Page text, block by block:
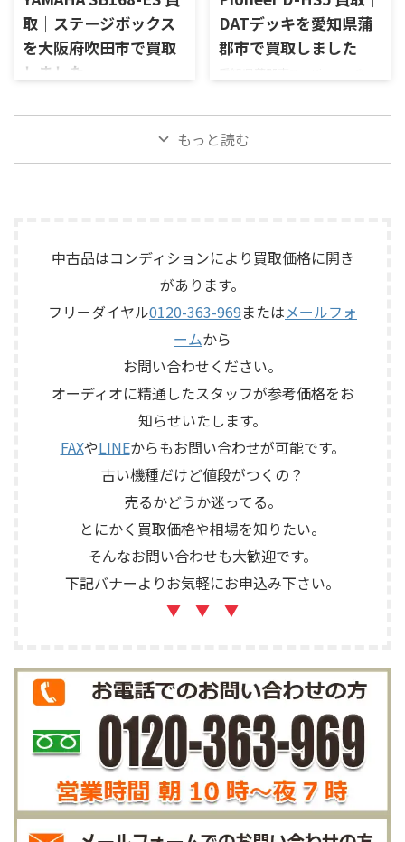
子、出力端子、外部コントロ ...
で構成されるセパレートタイ
プのプリアンプで、左右チャン
ネルの音出し状態、入力切
替、ボリューム、バランス、
ォノカードやバランス入力カ
ードの有無、電源部の状態、
接続ケーブル、外観コンディシ
テムで、左右ペアの音出し状
態、ユニットの状態、エッグ
シェル型エンクロージャー、角
たしました。 買取商品：
ECLIPSE TD510MK2 メーカー：
取｜ステージボックス
を大阪府吹田市で買取
しました
テージボックス「SB168-ES」
を出張買取させていただきま
IN/OUT、NETWORK端子、ヘッ
ドアンプリモート、ファンタム
電源、外観コンディション、電
源コードや取扱説明書など付
属品の有無を確認しながら査
定いたしました。 買取商品：
YAMAHA SB168-ES メーカー：
SB168-ES カ ...
DATデッキを愛知県蒲
郡市で買取しました
取させていただきました。今
回のお品物は、Hi-bitやレガー
ト・リンク・コンバージョン
S、ハイサンプリング（HS）モ
ン操作、表示部、アナログ入
出力、同軸・光デジタル入出
コンなど付属品の有無を確認
しながら査定いたしました。
買取商品：Pioneer D-HS5 メー
カー：Pioneer / パイオニア ...
もっと読む
中古品はコンディションにより買取価格に開き
があります。
フリーダイヤル0120-363-969またはメールフォ
ームから
お問い合わせください。
オーディオに精通したスタッフが参考価格をお
知らせいたします。
FAXやLINEからもお問い合わせが可能です。
古い機種だけど値段がつくの？
売るかどうか迷ってる。
とにかく買取価格や相場を知りたい。
そんなお問い合わせも大歓迎です。
下記バナーよりお気軽にお申込み下さい。
▼ ▼ ▼